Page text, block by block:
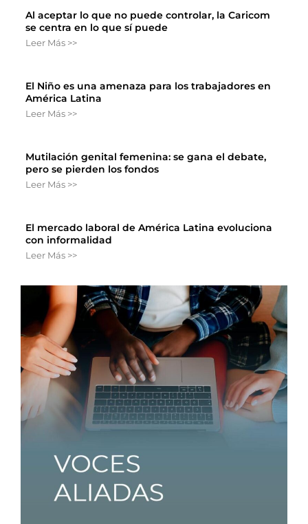
Al aceptar lo que no puede controlar, la Caricom
se centra en lo que sí puede
Leer Más >>
El Niño es una amenaza para los trabajadores en
América Latina
Leer Más >>
Mutilación genital femenina: se gana el debate,
pero se pierden los fondos
Leer Más >>
El mercado laboral de América Latina evoluciona
con informalidad
Leer Más >>